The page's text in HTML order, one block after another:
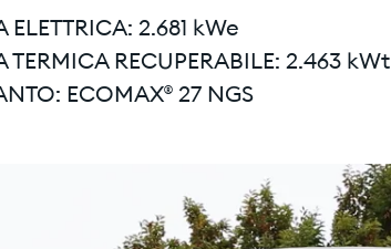
ELETTRICA: 2.681 kWe
TERMICA RECUPERABILE: 2.463 kWt
ECOMAX® 27 NGS